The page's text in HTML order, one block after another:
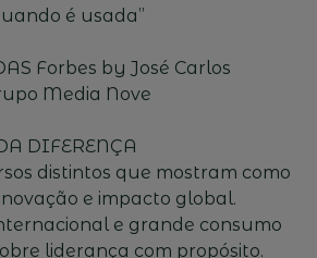
é usada”
Forbes by José Carlos
Media Nove
DIFERENÇA
distintos que mostram como
e impacto global.
e grande consumo
liderança com propósito.